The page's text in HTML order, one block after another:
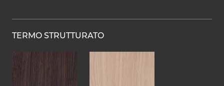
TERMO STRUTTURATO